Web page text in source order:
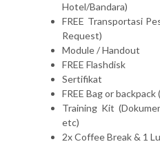
Hotel/Bandara)
FREE Transportasi
Request)
Module / Handout
FREE Flashdisk
Sertifikat
FREE Bag or backpack
Training Kit
etc)
2x Coffee Break & 1